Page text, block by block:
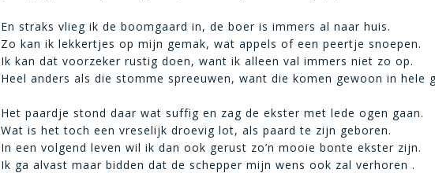
En straks vlieg ik de boomgaard in, de boer is immers al naar huis.
Zo kan ik lekkertjes op mijn gemak, wat appels of een peertje snoepen.
Ik kan dat voorzeker rustig doen, want ik alleen val immers niet zo op.
Heel anders als die stomme spreeuwen, want die komen gewoon in hele
Het paardje stond daar wat suffig en zag de ekster met lede ogen gaan.
Wat is het toch een vreselijk droevig lot, als paard te zijn geboren.
In een volgend leven wil ik dan ook gerust zo’n mooie bonte ekster zijn.
Ik ga alvast maar bidden dat de schepper mijn wens ook zal verhoren .